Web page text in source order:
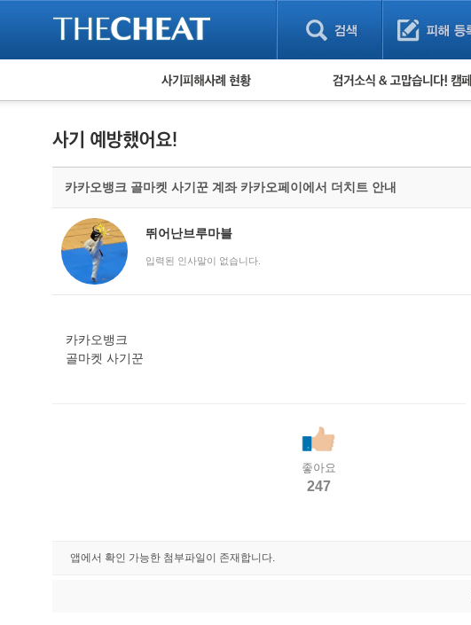
피해사례 현황
게임 · 비실물 피해사례
보이스피싱 피해사례
유해사이트 목록
비공개 피해사례
검거 소식
카카오뱅크 골마켓 사기꾼 계좌 카카오페이에서 더치트 안내
뛰어난브루마블
입력된 인사말이 없습니다.
카카오뱅크
골마켓 사기꾼
좋아요
247
앱에서 확인 가능한 첨부파일이 존재합니다.